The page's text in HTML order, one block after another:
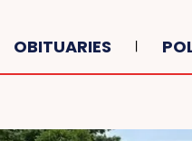
OBITUARIES